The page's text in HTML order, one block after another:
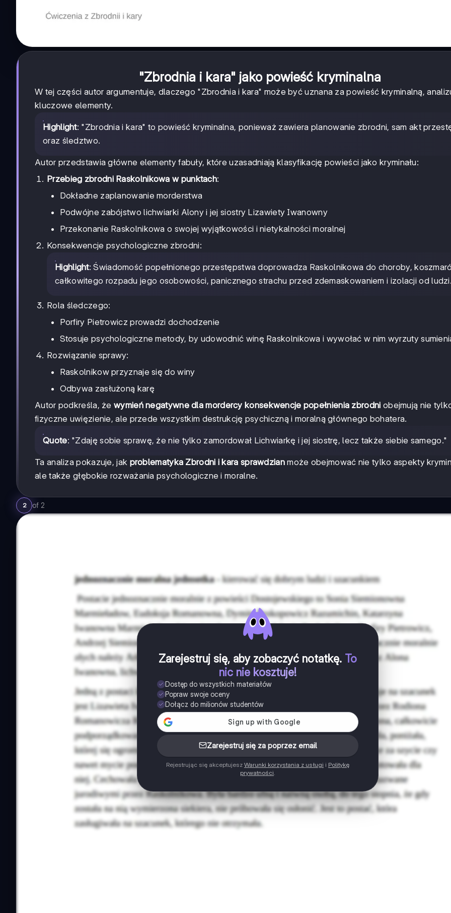
"Zbrodnia i kara" jako powieść kryminalna
W tej części autor argumentuje, dlaczego "Zbrodnia i kara" może być uznana za powieść kryminalną,
kluczowe elementy.
Highlight: "Zbrodnia i kara" to powieść kryminalna, ponieważ zawiera planowanie zbrodni, sam akt
oraz śledztwo.
Autor przedstawia główne elementy fabuły, które uzasadniają klasyfikację powieści jako kryminału:
Przebieg zbrodni Raskolnikowa w punktach:
Dokładne zaplanowanie morderstwa
Podwójne zabójstwo lichwiarki Alony i jej siostry Lizawiety Iwanowny
Przekonanie Raskolnikowa o swojej wyjątkowości i nietykalności moralnej
Konsekwencje psychologiczne zbrodni:
Highlight: Świadomość popełnionego przestępstwa doprowadza Raskolnikowa do choroby,
całkowitego rozpadu jego osobowości, panicznego strachu przed zdemaskowaniem i izolacji od ludzi.
Rola śledczego:
Porfiry Pietrowicz prowadzi dochodzenie
Stosuje psychologiczne metody, by udowodnić winę Raskolnikowa i wywołać w nim wyrzuty
Rozwiązanie sprawy:
Raskolnikow przyznaje się do winy
Odbywa zasłużoną karę
Autor podkreśla, że wymień negatywne dla mordercy konsekwencje popełnienia zbrodni obejmują nie
fizyczne uwięzienie, ale przede wszystkim destrukcję psychiczną i moralną głównego bohatera.
Quote: "Zdaję sobie sprawę, że nie tylko zamordował Lichwiarkę i jej siostrę, lecz także siebie samego."
Ta analiza pokazuje, jak problematyka Zbrodni i kara sprawdzianmoże obejmować nie tylko aspekty
ale także głębokie rozważania psychologiczne i moralne.
2 of 2
Zarejestruj się, aby zobaczyć notatkę. To
nic nie kosztuje!
Dostęp do wszystkich materiałów
Popraw swoje oceny
Dołącz do milionów studentów
Zarejestruj się za poprzez email
Rejestrując się akceptujesz Warunki korzystania z usługi i Politykę
prywatności